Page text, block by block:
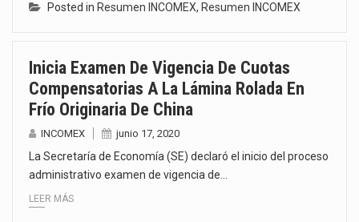
Posted in Resumen INCOMEX, Resumen INCOMEX
Inicia Examen De Vigencia De Cuotas
Compensatorias A La Lámina Rolada En
Frío Originaria De China
INCOMEX junio 17, 2020
La Secretaría de Economía (SE) declaró el inicio del proceso
administrativo examen de vigencia de…
LEER MÁS